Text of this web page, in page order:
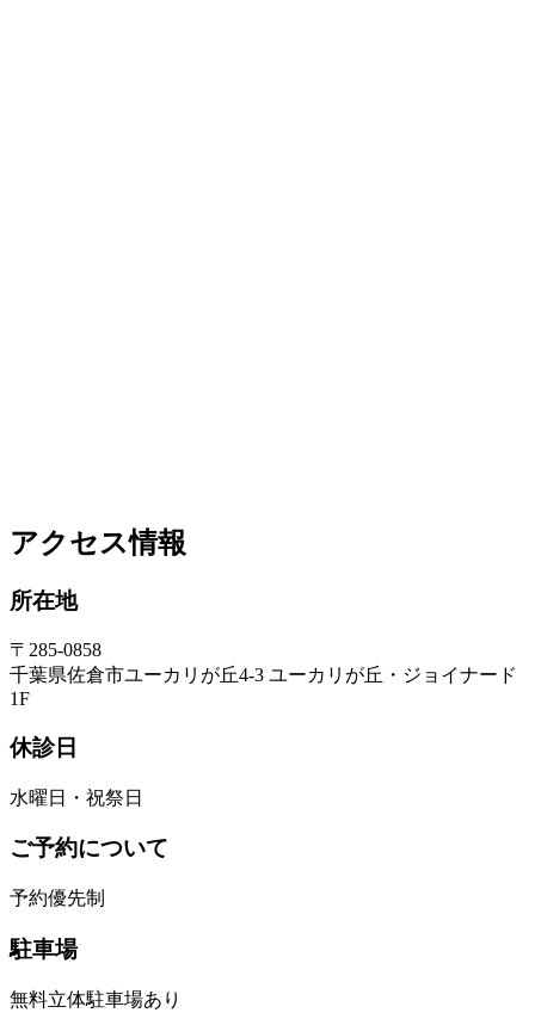
アクセス情報
所在地
〒285-0858
千葉県佐倉市ユーカリが丘4-3 ユーカリが丘・ジョイナード
1F
休診日
水曜日・祝祭日
ご予約について
予約優先制
駐車場
無料立体駐車場あり